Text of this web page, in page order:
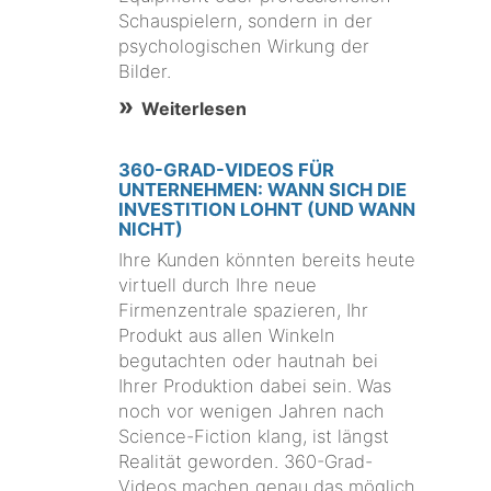
Schauspielern, sondern in der
psychologischen Wirkung der
Bilder.
Weiterlesen
360-GRAD-VIDEOS FÜR
UNTERNEHMEN: WANN SICH DIE
INVESTITION LOHNT (UND WANN
NICHT)
Ihre Kunden könnten bereits heute
virtuell durch Ihre neue
Firmenzentrale spazieren, Ihr
Produkt aus allen Winkeln
begutachten oder hautnah bei
Ihrer Produktion dabei sein. Was
noch vor wenigen Jahren nach
Science-Fiction klang, ist längst
Realität geworden. 360-Grad-